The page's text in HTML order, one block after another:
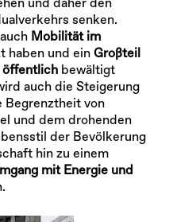
und daher den
senken.
Mobilität im
haben und ein Großteil
öffentlich bewältigt
auch die Steigerung
Begrenztheit von
und dem drohenden
der Bevölkerung
hin zu einem
mit Energie und